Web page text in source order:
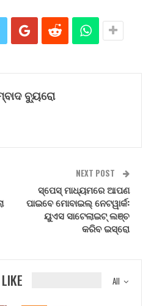
ବ୍ୟୁରୋ
NEXT POST
ସ୍ପେସ୍ ମାଧ୍ୟମରେ ଆପଣ
ପାଇବେ ମୋବାଇଲ୍ ନେଟୱାର୍କ:
ୟୁଏସ ସାଟେଲାଇଟ୍ ଲଞ୍ଚ
କରିବ ଇସ୍ରୋ
All